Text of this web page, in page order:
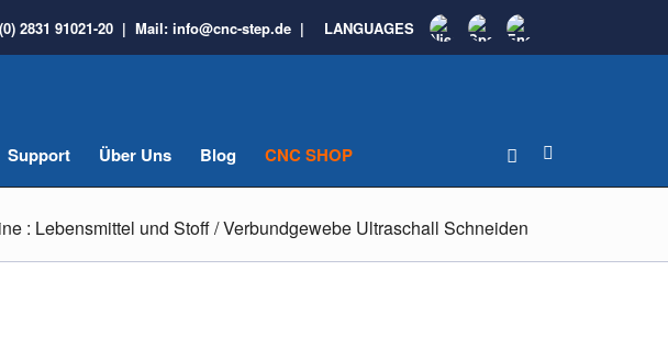
2831 91021-20 | Mail: info@cnc-step.de | LANGUAGES
Support Über Uns Blog CNC SHOP
: Lebensmittel und Stoff / Verbundgewebe Ultraschall Schneiden